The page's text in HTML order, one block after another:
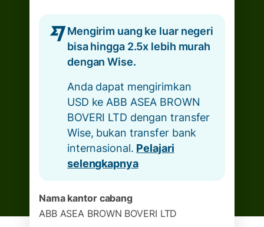
Mengirim uang ke luar negeri
bisa hingga 2.5x lebih murah
dengan Wise.
Anda dapat mengirimkan
USD ke ABB ASEA BROWN
BOVERI LTD dengan transfer
Wise, bukan transfer bank
internasional. Pelajari
selengkapnya
Nama kantor cabang
ABB ASEA BROWN BOVERI LTD